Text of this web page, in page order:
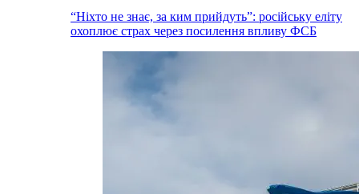
“Ніхто не знає, за ким прийдуть”: російську еліту
охоплює страх через посилення впливу ФСБ